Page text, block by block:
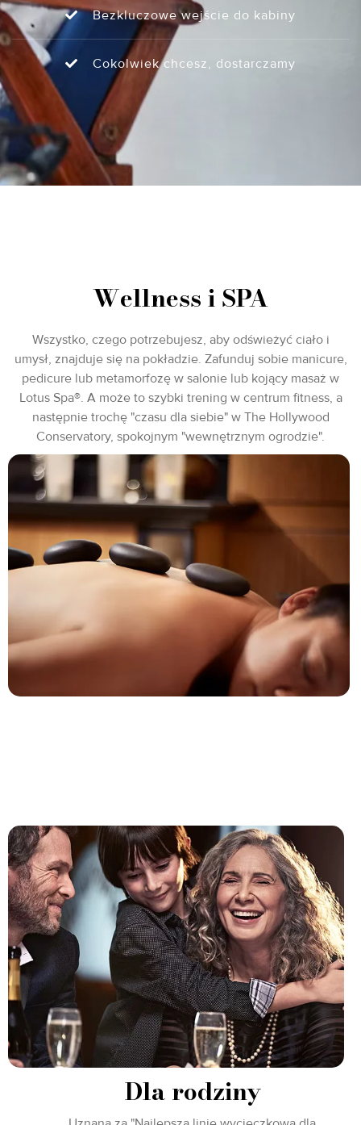
Bezkluczowe wejście do kabiny
Cokolwiek chcesz, dostarczamy
Wellness i SPA
Wszystko, czego potrzebujesz, aby odświeżyć ciało i
umysł, znajduje się na pokładzie. Zafunduj sobie manicure,
pedicure lub metamorfozę w salonie lub kojący masaż w
Lotus Spa®. A może to szybki trening w centrum fitness, a
następnie trochę "czasu dla siebie" w The Hollywood
Conservatory, spokojnym "wewnętrznym ogrodzie".
Dla rodziny